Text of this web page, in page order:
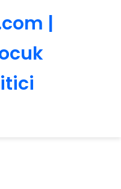
|